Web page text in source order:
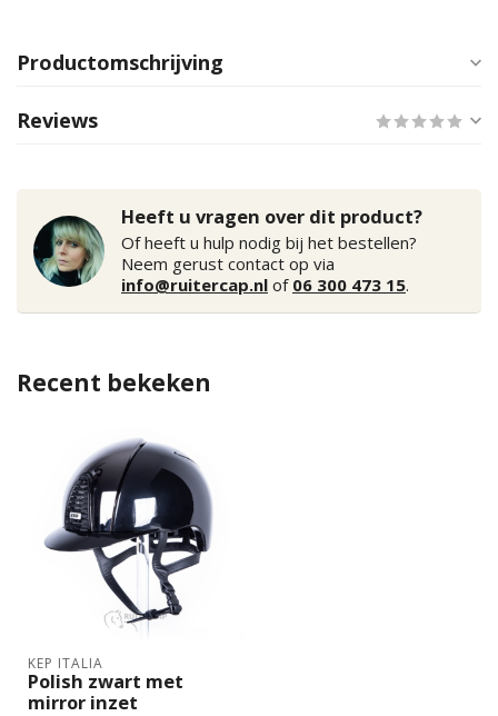
Productomschrijving
Reviews
Heeft u vragen over dit product?
Of heeft u hulp nodig bij het bestellen?
Neem gerust contact op via
info@ruitercap.nl of 06 300 473 15.
Recent bekeken
KEP ITALIA
Polish zwart met
mirror inzet